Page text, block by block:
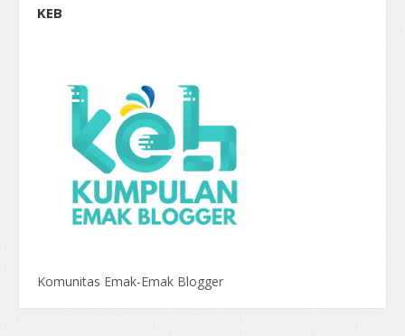
KEB
Komunitas Emak-Emak Blogger